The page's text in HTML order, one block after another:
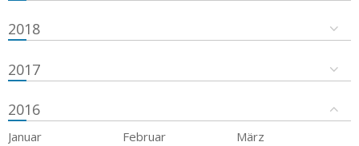
2018
2017
2016
Januar Februar
März